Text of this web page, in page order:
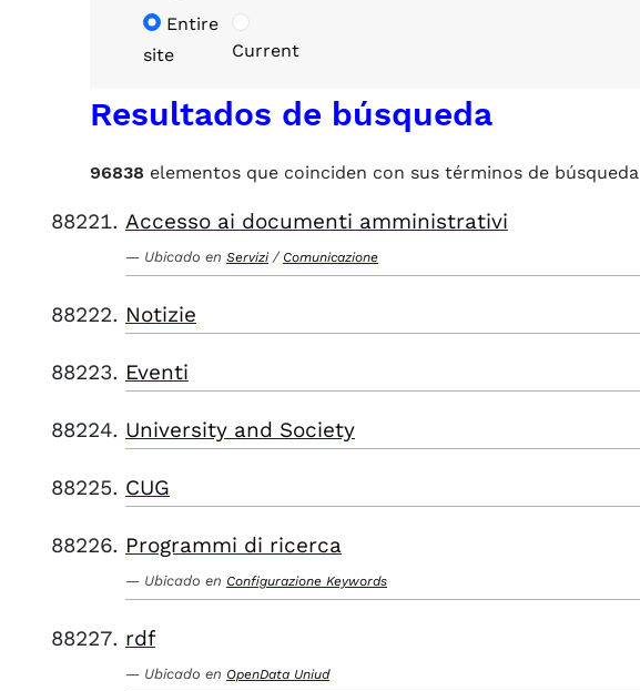
Entire
site
Current
Resultados de búsqueda
96838 elementos que coinciden con sus términos de búsqueda
Accesso ai documenti amministrativi
Ubicado en Servizi / Comunicazione
Notizie
Eventi
University and Society
CUG
Programmi di ricerca
Ubicado en Configurazione Keywords
rdf
Ubicado en OpenData Uniud